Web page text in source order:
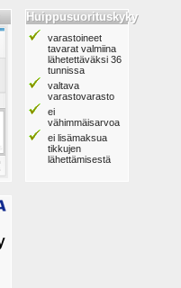
Huippusuorituskyky
varastoineet
tavarat valmiina
lähetettäväksi 36
tunnissa
valtava
varastovarasto
ei
vähimmäisarvoa
ei lisämaksua
tikkujen
lähettämisestä